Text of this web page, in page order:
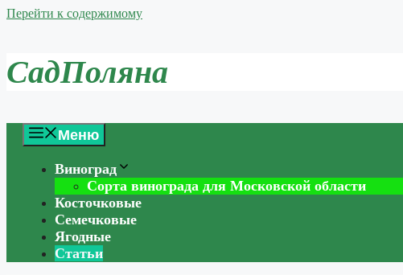
Перейти к содержимому
СадПоляна
Меню
Виноград
Сорта винограда для Московской области
Косточковые
Семечковые
Ягодные
Статьи